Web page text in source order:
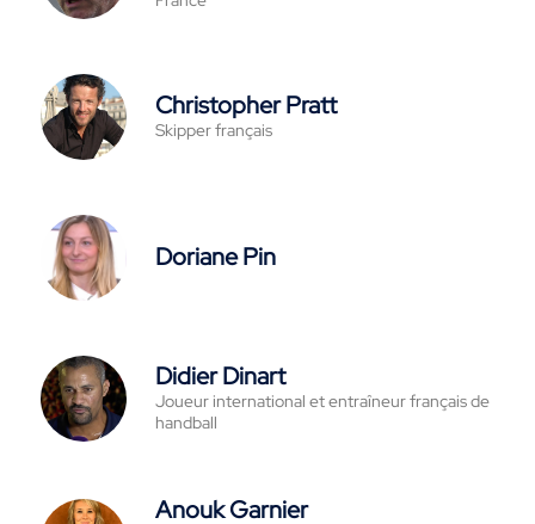
Christopher Pratt
Skipper français
Doriane Pin
Didier Dinart
Joueur international et entraîneur français de
handball
Anouk Garnier